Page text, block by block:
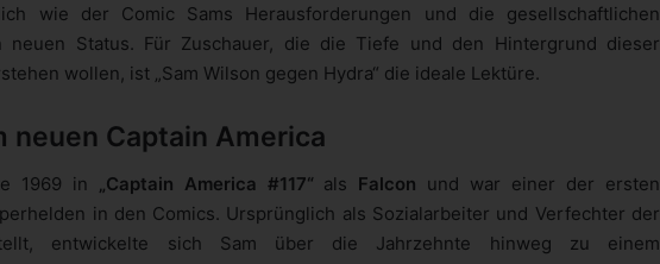
wie der Comic Sams Herausforderungen und die gesellschaftlichen
neuen Status. Für Zuschauer, die die Tiefe und den Hintergrund dieser
wollen, ist „Sam Wilson gegen Hydra“ die ideale Lektüre.
neuen Captain America
1969 in „Captain America #117“ als Falcon und war einer der ersten
in den Comics. Ursprünglich als Sozialarbeiter und Verfechter der
entwickelte sich Sam über die Jahrzehnte hinweg zu einem